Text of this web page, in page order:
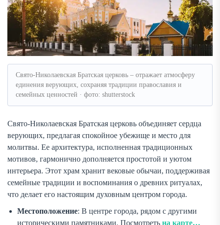
Свято-Николаевская Братская церковь – отражает атмосферу
единения верующих, сохраняя традиции православия и
семейных ценностей · фото: shutterstock
Свято-Николаевская Братская церковь объединяет сердца
верующих, предлагая спокойное убежище и место для
молитвы. Ее архитектура, исполненная традиционных
мотивов, гармонично дополняется простотой и уютом
интерьера. Этот храм хранит вековые обычаи, поддерживая
семейные традиции и воспоминания о древних ритуалах,
что делает его настоящим духовным центром города.
Местоположение: В центре города, рядом с другими
историческими памятниками. Посмотреть на карте…